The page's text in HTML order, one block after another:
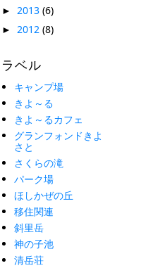
► 2013 (6)
► 2012 (8)
ラベル
キャンプ場
きよ～る
きよ～るカフェ
グランフォンドきよ
さと
さくらの滝
パーク場
ほしかぜの丘
移住関連
斜里岳
神の子池
清岳荘